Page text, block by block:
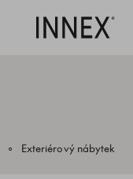
Exteriérový nábytek